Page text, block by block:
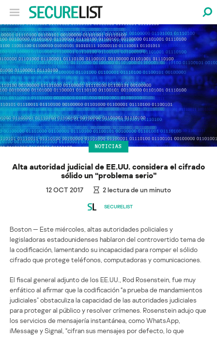
NOTICIAS
Alta autoridad judicial de EE.UU. considera el cifrado
sólido un “problema serio”
12 OCT 2017 2lectura de un minuto
SECURELIST
Boston — Este miércoles, altas autoridades policiales y
legisladoras estadounidenses hablaron del controvertido tema de
la codificación, lamentando su incapacidad para romper el sólido
cifrado que protege teléfonos, computadoras y comunicaciones.
El fiscal general adjunto de los EE.UU., Rod Rosenstein, fue muy
enfático al afirmar que la codificación “a prueba de mandamientos
judiciales” obstaculiza la capacidad de las autoridades judiciales
para proteger al público y resolver crímenes. Rosenstein adujo que
los servicios de mensajería instantánea, como WhatsApp,
iMessage y Signal, “cifran sus mensajes por defecto, lo que